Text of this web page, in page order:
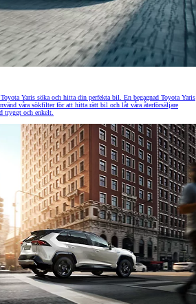
Yaris söka och hitta din perfekta bil. En begagnad Toyota Yaris
våra sökfilter för att hitta rätt bil och låt våra återförsäljare
tryggt och enkelt.